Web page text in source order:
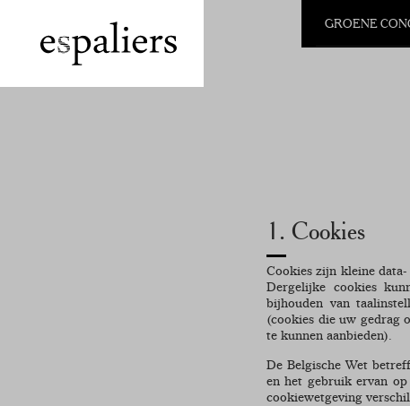
GROENE
1. Cookies
Cookies zijn kleine
Dergelijke cookies
bijhouden van
(cookies die uw gedrag
te kunnen aanbieden).
De Belgische Wet
en het gebruik ervan
cookiewetgeving